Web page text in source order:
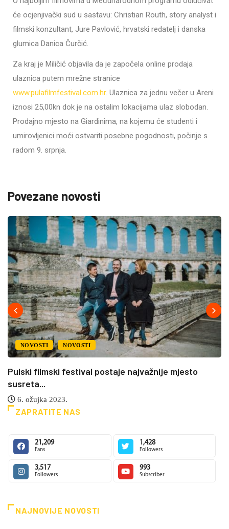
će ocjenjivački sud u sastavu: Christian Routh, story analyst i
filmski konzultant, Jure Pavlović, hrvatski redatelj i danska
glumica Danica Čurčić.
Za kraj je Miličić objavila da je započela online prodaja
ulaznica putem mrežne stranice
www.pulafilmfestival.com.hr. Ulaznica za jednu večer u Areni
iznosi 25,00kn dok je na ostalim lokacijama ulaz slobodan.
Prodajno mjesto na Giardinima, na kojemu će studenti i
umirovljenici moći ostvariti posebne pogodnosti, počinje s
radom 9. srpnja.
Povezane novosti
NOVOSTI NOVOSTI
Pulski filmski festival postaje najvažnije mjesto
susreta...
6. ožujka 2023.
ZAPRATITE NAS
21,209
Fans
1,428
Followers
3,517
Followers
993
Subscriber
NAJNOVIJE NOVOSTI